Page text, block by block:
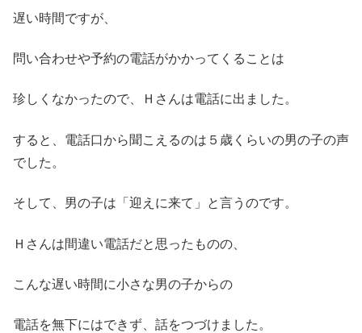
遅い時間ですが、
問い合わせや予約の電話がかかってくることは
珍しくなかったので、Ｈさんは電話に出ました。
すると、電話口から聞こえるのは５歳くらいの男の子の声
でした。
そして、男の子は「迎えに来て」と言うのです。
Ｈさんは間違い電話だと思ったものの、
こんな遅い時間に小さな男の子からの
電話を無下にはできず、話をつづけました。